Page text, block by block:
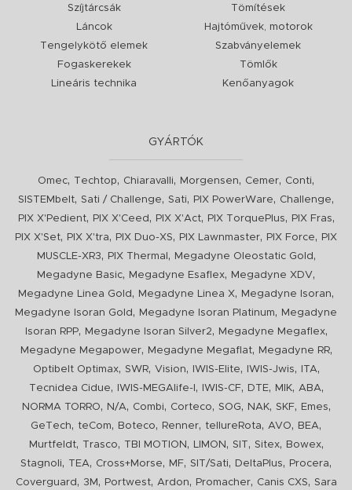
Szíjtárcsák
Láncok
Tengelykötő elemek
Fogaskerekek
Lineáris technika
Tömítések
Hajtóművek, motorok
Szabványelemek
Tömlők
Kenőanyagok
GYÁRTÓK
Omec, Techtop, Chiaravalli, Morgensen, Cemer, Conti,
SISTEMbelt, Sati / Challenge, Sati, PIX PowerWare, Challenge,
PIX X'Pedient, PIX X'Ceed , PIX X'Act, PIX TorquePlus, PIX Fras,
PIX X'Set, PIX X'tra, PIX Duo-XS, PIX Lawnmaster, PIX Force,
PIX
MUSCLE-XR3, PIX Thermal , Megadyne Oleostatic Gold ,
Megadyne Basic, Megadyne Esaflex, Megadyne XDV,
Megadyne Linea Gold , Megadyne Linea X, Megadyne Isoran,
Megadyne Isoran Gold , Megadyne Isoran Platinum,
Megadyne
Isoran RPP, Megadyne Isoran Silver2, Megadyne Megaflex,
Megadyne Megapower, Megadyne Megaflat, Megadyne RR,
Optibelt Optimax, SWR, Vision, IWIS-Elite, IWIS-Jwis, ITA,
Tecnidea Cidue, IWIS-MEGAlife-I , IWIS-CF, DTE, MIK, ABA,
NORMA TORRO, N/A, Combi, Corteco, SOG, NAK, SKF, Emes,
GeTech, teCom, Boteco, Renner, tellureRota, AVO, BEA,
Murtfeldt, Trasco, TBI MOTION , LIMON , SIT, Sitex, Bowex,
Stagnoli, TEA, Cross+Morse, MF, SIT/Sati, DeltaPlus, Procera,
Coverguard , 3M , Portwest, Ardon, Promacher, Canis CXS, Sara